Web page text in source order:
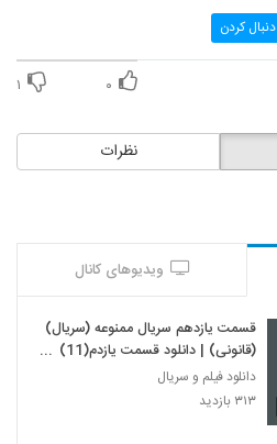
دنبال کردن
۰ ۱
نظرات
ویدیوهای کانال
قسمت یازدهم سریال ممنوعه (سریال)
(قانونی) | دانلود قسمت یازدم(11)
سریال ممنوعه . یازده
دانلود فیلم و سریال
۳۱۳ بازدید